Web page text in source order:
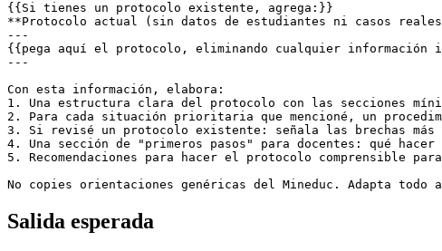
{{Si tienes un protocolo existente, agrega:}}
**Protocolo actual (sin datos de estudiantes ni casos
---
{{pega aquí el protocolo, eliminando cualquier
---
Con esta información, elabora:
1. Una estructura clara del protocolo con las secciones
2. Para cada situación prioritaria que mencioné, un
3. Si revisé un protocolo existente: señala las brechas
4. Una sección de "primeros pasos" para docentes: qué
5. Recomendaciones para hacer el protocolo comprensible
No copies orientaciones genéricas del Mineduc. Adapta
Salida esperada